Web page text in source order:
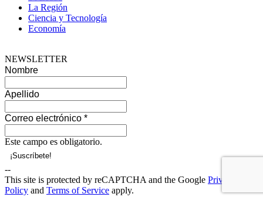
La Región
Ciencia y Tecnología
Economía
NEWSLETTER
Nombre
Apellido
Correo electrónico *
Este campo es obligatorio.
--
This site is protected by reCAPTCHA and the Google Privacy
Policy and Terms of Service apply.